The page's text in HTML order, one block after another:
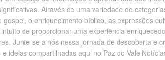
Através de uma variedade de
gospel, o enriquecimento bíblico, as expressões
de proporcionar uma experiência
Junte-se a nós nessa jornada de descoberta e
ideias compartilhadas aqui no Paz do Vale